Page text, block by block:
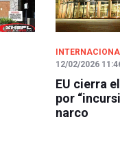
12/02/2026
EU cierra
por
narco